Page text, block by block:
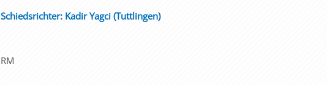
Schiedsrichter: Kadir Yagci (Tuttlingen)
RM